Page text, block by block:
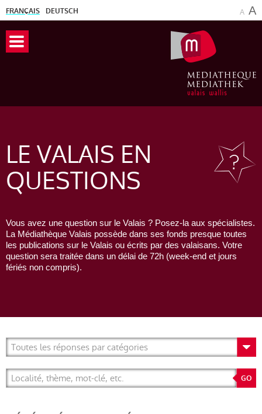
FRANÇAIS DEUTSCH A A
LE VALAIS EN
QUESTIONS
Vous avez une question sur le Valais ? Posez-la aux spécialistes.
La Médiathèque Valais possède dans ses fonds presque toutes
les publications sur le Valais ou écrits par des valaisans. Votre
question sera traitée dans un délai de 72h (week-end et jours
fériés non compris).